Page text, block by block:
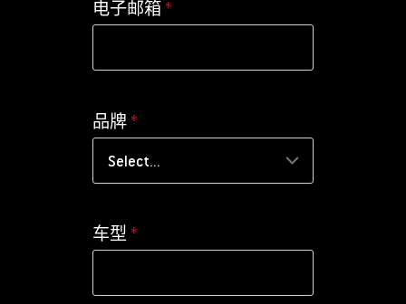
电子邮箱*
品牌*
车型 *